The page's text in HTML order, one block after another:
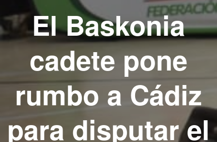
El Baskonia
cadete pone
rumbo a Cádiz
para disputar el